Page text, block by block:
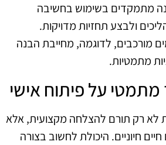
מתמקדים בשימוש בחשיבה
ולבצע תחזיות מדויקות.
מורכבים, לדוגמה, מחייבת הבנה
מתמטיות.
על פיתוח אישי
לא רק תורם להצלחה מקצועית, אלא
חיוניים. היכולת לחשוב בצורה